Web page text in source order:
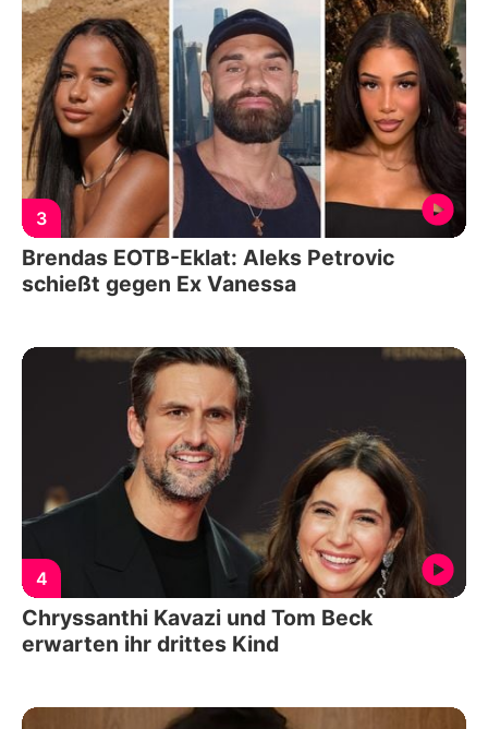
3
Brendas EOTB-Eklat: Aleks Petrovic
schießt gegen Ex Vanessa
4
Chryssanthi Kavazi und Tom Beck
erwarten ihr drittes Kind